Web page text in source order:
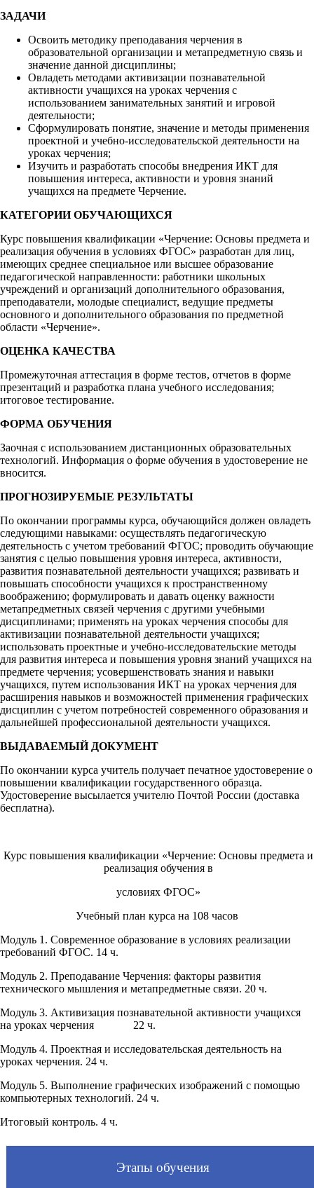
ЗАДАЧИ
Освоить методику преподавания черчения в
образовательной организации и метапредметную связь и
значение данной дисциплины;
Овладеть методами активизации познавательной
активности учащихся на уроках черчения с
использованием занимательных занятий и игровой
деятельности;
Сформулировать понятие, значение и методы применения
проектной и учебно-исследовательской деятельности на
уроках черчения;
Изучить и разработать способы внедрения ИКТ для
повышения интереса, активности и уровня знаний
учащихся на предмете Черчение.
КАТЕГОРИИ ОБУЧАЮЩИХСЯ
Курс повышения квалификации «Черчение: Основы предмета и
реализация обучения в условиях ФГОС» разработан для лиц,
имеющих среднее специальное или высшее образование
педагогической направленности: работники школьных
учреждений и организаций дополнительного образования,
преподаватели, молодые специалист, ведущие предметы
основного и дополнительного образования по предметной
области «Черчение».
ОЦЕНКА КАЧЕСТВА
Промежуточная аттестация в форме тестов, отчетов в форме
презентаций и разработка плана учебного исследования;
итоговое тестирование.
ФОРМА ОБУЧЕНИЯ
Заочная с использованием дистанционных образовательных
технологий. Информация о форме обучения в удостоверение не
вносится.
ПРОГНОЗИРУЕМЫЕ РЕЗУЛЬТАТЫ
По окончании программы курса, обучающийся должен овладеть
следующими навыками: осуществлять педагогическую
деятельность с учетом требований ФГОС; проводить обучающие
занятия с целью повышения уровня интереса, активности,
развития познавательной деятельности учащихся; развивать и
повышать способности учащихся к пространственному
воображению; формулировать и давать оценку важности
метапредметных связей черчения с другими учебными
дисциплинами; применять на уроках черчения способы для
активизации познавательной деятельности учащихся;
использовать проектные и учебно-исследовательские методы
для развития интереса и повышения уровня знаний учащихся на
предмете черчения; усовершенствовать знания и навыки
учащихся, путем использования ИКТ на уроках черчения для
расширения навыков и возможностей применения графических
дисциплин с учетом потребностей современного образования и
дальнейшей профессиональной деятельности учащихся.
ВЫДАВАЕМЫЙ ДОКУМЕНТ
По окончании курса учитель получает печатное удостоверение о
повышении квалификации государственного образца.
Удостоверение высылается учителю Почтой России (доставка
бесплатна).
Курс повышения квалификации «Черчение: Основы предмета и
реализация обучения в
условиях ФГОС»
Учебный план курса на 108 часов
Модуль 1. Современное образование в условиях реализации
требований ФГОС. 14 ч.
Модуль 2. Преподавание Черчения: факторы развития
технического мышления и метапредметные связи. 20 ч.
Модуль 3. Активизация познавательной активности учащихся
на уроках черчения 22 ч.
Модуль 4. Проектная и исследовательская деятельность на
уроках черчения. 24 ч.
Модуль 5. Выполнение графических изображений с помощью
компьютерных технологий. 24 ч.
Итоговый контроль. 4 ч.
Этапы обучения